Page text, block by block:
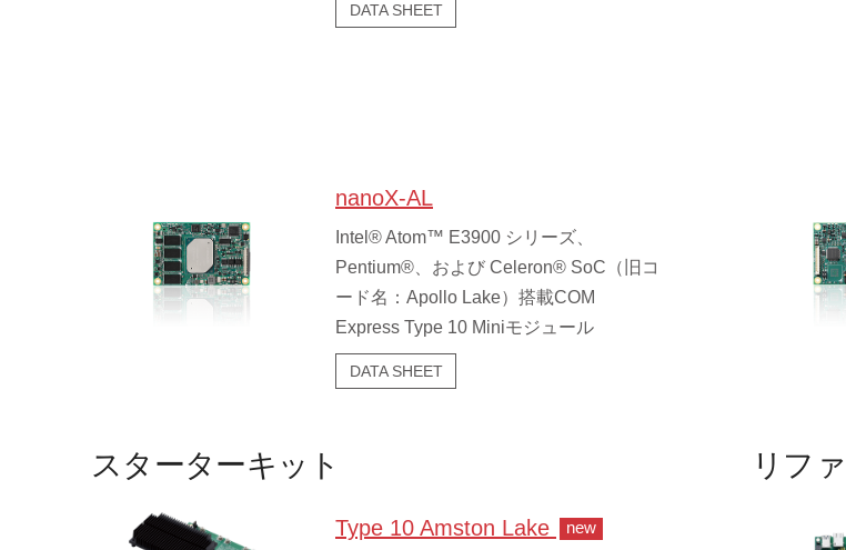
DATA SHEET
nanoX-AL
Intel® Atom™ E3900 シリーズ、
Pentium®、および Celeron® SoC（旧コ
ード名：Apollo Lake）搭載COM
Express Type 10 Miniモジュール
DATA SHEET
スターターキット
Type 10 Amston Lake new
リフ